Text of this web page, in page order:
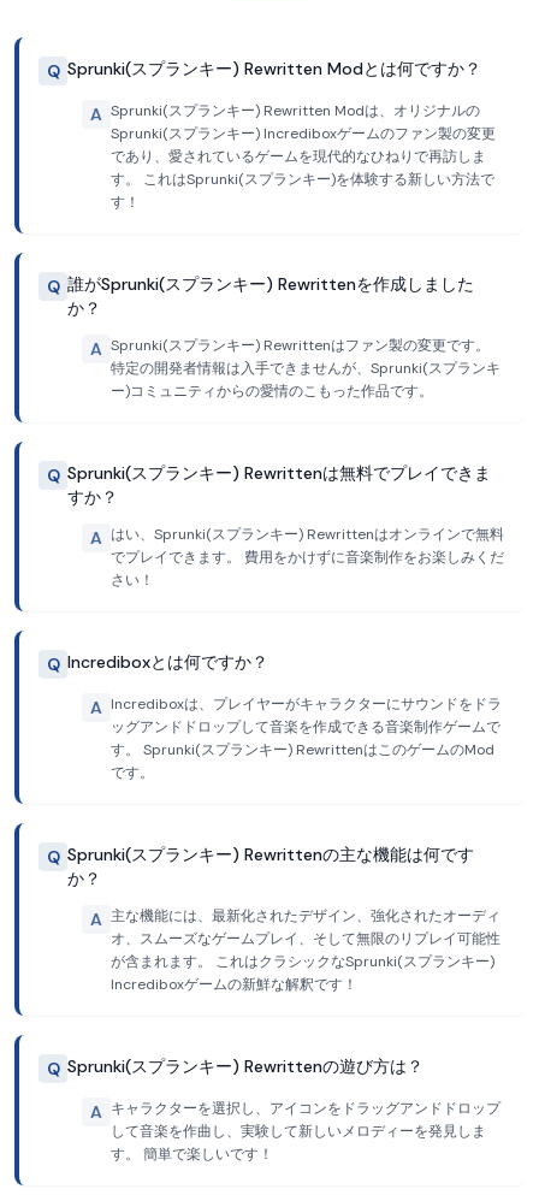
Q Sprunki(スプランキー) Rewritten Modとは何ですか？
A Sprunki(スプランキー) Rewritten Modは、オリジナルの
Sprunki(スプランキー) Incrediboxゲームのファン製の変更
であり、愛されているゲームを現代的なひねりで再訪しま
す。 これはSprunki(スプランキー)を体験する新しい方法で
す！
Q 誰がSprunki(スプランキー) Rewrittenを作成しました
か？
A Sprunki(スプランキー) Rewrittenはファン製の変更です。
特定の開発者情報は入手できませんが、Sprunki(スプランキ
ー)コミュニティからの愛情のこもった作品です。
Q Sprunki(スプランキー) Rewrittenは無料でプレイできま
すか？
A はい、Sprunki(スプランキー) Rewrittenはオンラインで無料
でプレイできます。 費用をかけずに音楽制作をお楽しみくだ
さい！
Q Incrediboxとは何ですか？
A Incrediboxは、プレイヤーがキャラクターにサウンドをドラ
ッグアンドドロップして音楽を作成できる音楽制作ゲームで
す。 Sprunki(スプランキー) RewrittenはこのゲームのMod
です。
Q Sprunki(スプランキー) Rewrittenの主な機能は何です
か？
A 主な機能には、最新化されたデザイン、強化されたオーディ
オ、スムーズなゲームプレイ、そして無限のリプレイ可能性
が含まれます。 これはクラシックなSprunki(スプランキー)
Incrediboxゲームの新鮮な解釈です！
Q Sprunki(スプランキー) Rewrittenの遊び方は？
A キャラクターを選択し、アイコンをドラッグアンドドロップ
して音楽を作曲し、実験して新しいメロディーを発見しま
す。 簡単で楽しいです！